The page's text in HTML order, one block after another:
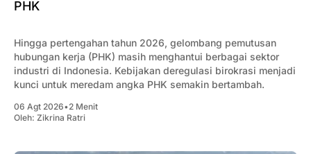
PHK
Hingga pertengahan tahun 2026, gelombang pemutusan
hubungan kerja (PHK) masih menghantui berbagai sektor
industri di Indonesia. Kebijakan deregulasi birokrasi menjadi
kunci untuk meredam angka PHK semakin bertambah.
06 Agt 2026•2 Menit
Oleh: Zikrina Ratri